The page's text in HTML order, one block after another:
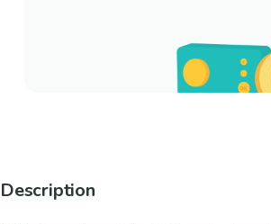
Description